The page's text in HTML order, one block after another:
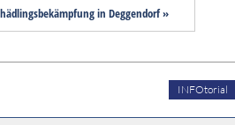
in Deggendorf »
INFOtorial